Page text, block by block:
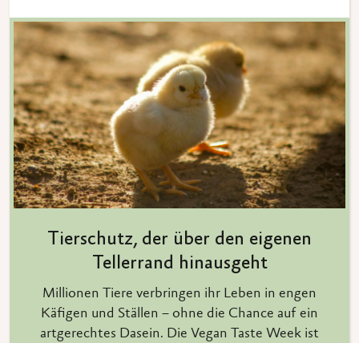
Tierschutz, der über den eigenen
Tellerrand hinausgeht
Millionen Tiere verbringen ihr Leben in engen
Käfigen und Ställen – ohne die Chance auf ein
artgerechtes Dasein. Die Vegan Taste Week ist